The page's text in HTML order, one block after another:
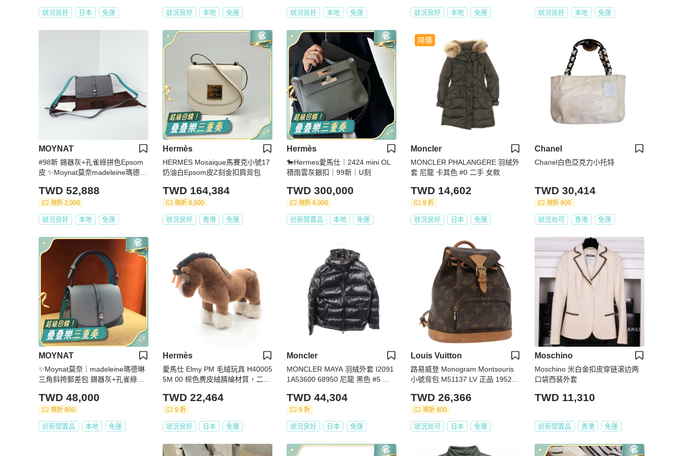
狀況良好 日本 免運 狀況良好 本地 免運 狀況良好 本地 免運 狀況良好 本地 免運 狀況良好 本地 免運
MOYNAT
#98新 錫器灰+孔雀綠拼色Epsom
皮 ✨Moynat莫奈madeleine瑪德琳
TWD 52,888
現折 2,000
狀況良好 本地 免運
Hermès
HERMES Mosaique馬賽克小號17
奶油白Epsom皮Z刻金扣肩背包
TWD 164,384
現折 8,000
狀況良好 香港 免運
Hermès
🐎Hermes愛馬仕｜2424 mini OL
積雨雲灰銀扣｜99新｜U刻
TWD 300,000
現折 8,000
近新閒置品 本地 免運
降價
Moncler
MONCLER PHALANGERE 羽絨外
套 尼龍 卡其色 #0 二手 女款
TWD 14,602
9 折
狀況良好 日本 免運
Chanel
Chanel白色亞克力小托特
TWD 30,414
現折 800
狀況尚可 香港 免運
MOYNAT
✨Moynat莫奈｜madeleine瑪德琳
三角斜挎郵差包 錫器灰+孔雀綠拼
TWD 48,000
現折 800
近新閒置品 本地 免運
Hermès
愛馬仕 Elmy PM 毛絨玩具 H40005
5M 00 棕色麂皮絨腈綸材質，二手
TWD 22,464
9 折
狀況良好 日本 免運
Moncler
MONCLER MAYA 羽絨外套 I2091
1A53600 68950 尼龍 黑色 #5 二
TWD 44,304
9 折
狀況良好 日本 免運
Louis Vuitton
路易威登 Monogram Montsouris
小號背包 M51137 LV 正品 195277
TWD 26,366
現折 800
狀況尚可 日本 免運
Moschino
Moschino 米白金扣皮穿链滚边两
口袋西装外套
TWD 11,310
近新閒置品 香港 免運